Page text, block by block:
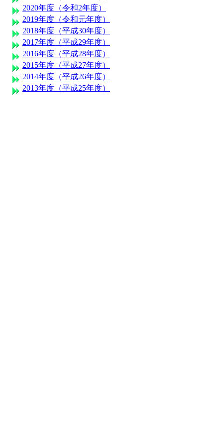
2020年度（令和2年度）
2019年度（令和元年度）
2018年度（平成30年度）
2017年度（平成29年度）
2016年度（平成28年度）
2015年度（平成27年度）
2014年度（平成26年度）
2013年度（平成25年度）